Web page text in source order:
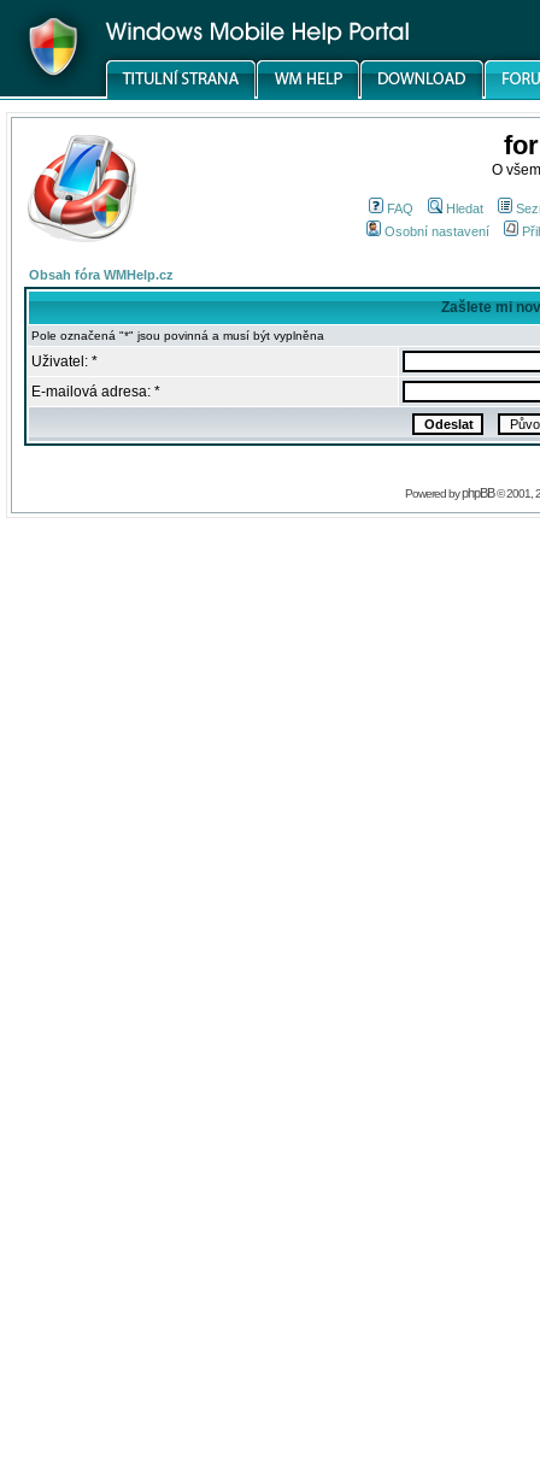
O
FAQ Hledat
Osobní nastavení
Obsah fóra WMHelp.cz
Zašlete mi
Pole označená "*" jsou povinná a musí být vyplněna
Uživatel: *
E-mailová adresa: *
Powered byphpBB© 2001,